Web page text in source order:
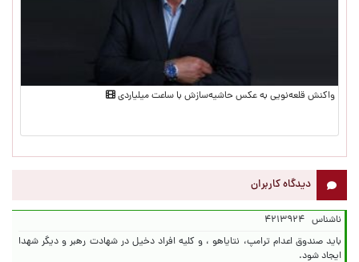
واکنش قلعه‌نویی به عکس حاشیه‌سازش با ساعت میلیاردی
دیدگاه کاربران
ناشناس ۴۲۱۳۹۲۴
باید صندوق اعدام ترامپ، نتایاهو ، و کلیه افراد دخیل در شهادت رهبر و دیگر شهدا
ایجاد شود.